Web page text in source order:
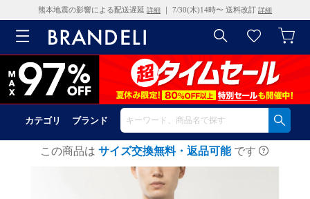
熊本地震の影響による配送遅延 詳細 ｜ 7/30(木)14時〜 送料改訂 詳細
カテゴリ ブランド
この商品は サイズ交換無料・返品可能 です